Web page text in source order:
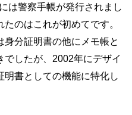
は警察手帳が発行されまし
のはこれが初めてです。
分証明書の他にメモ帳と
でしたが、2002年にデザイ
明書としての機能に特化し